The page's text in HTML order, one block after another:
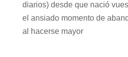
diarios) desde que nació
el ansiado momento de
al hacerse mayor